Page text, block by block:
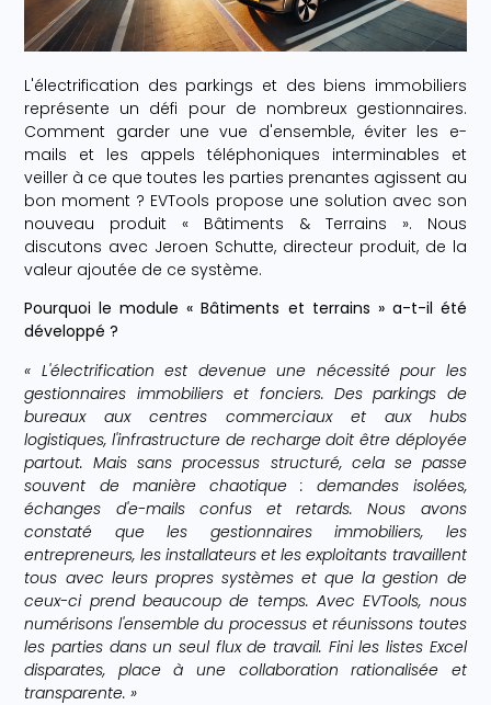
L'électrification des parkings et des biens immobiliers
représente un défi pour de nombreux gestionnaires.
Comment garder une vue d'ensemble, éviter les e-
mails et les appels téléphoniques interminables et
veiller à ce que toutes les parties prenantes agissent au
bon moment ? EVTools propose une solution avec son
nouveau produit « Bâtiments & Terrains ». Nous
discutons avec Jeroen Schutte, directeur produit, de la
valeur ajoutée de ce système.
Pourquoi le module « Bâtiments et terrains » a-t-il été
développé ?
« L'électrification est devenue une nécessité pour les
gestionnaires immobiliers et fonciers. Des parkings de
bureaux aux centres commerciaux et aux hubs
logistiques, l'infrastructure de recharge doit être déployée
partout. Mais sans processus structuré, cela se passe
souvent de manière chaotique : demandes isolées,
échanges d'e-mails confus et retards. Nous avons
constaté que les gestionnaires immobiliers, les
entrepreneurs, les installateurs et les exploitants travaillent
tous avec leurs propres systèmes et que la gestion de
ceux-ci prend beaucoup de temps. Avec EVTools, nous
numérisons l'ensemble du processus et réunissons toutes
les parties dans un seul flux de travail. Fini les listes Excel
disparates, place à une collaboration rationalisée et
transparente. »